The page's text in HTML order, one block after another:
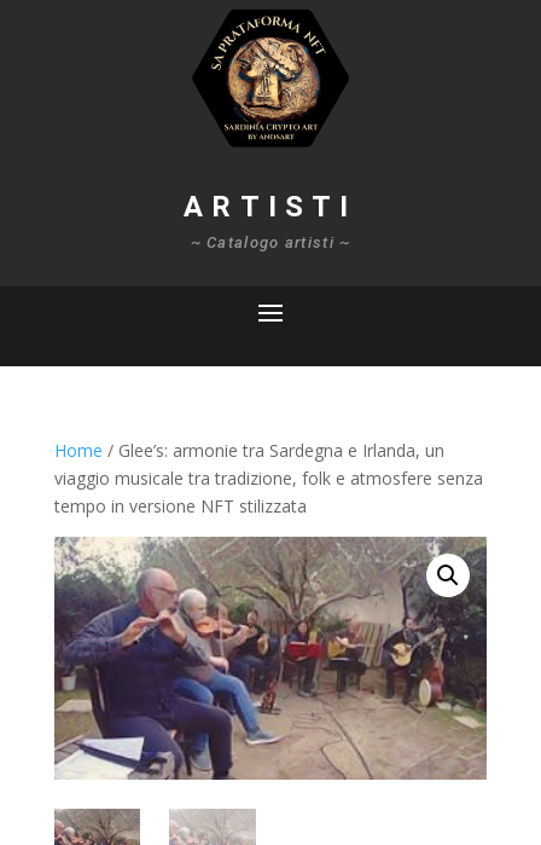
ARTISTI
~ Catalogo artisti ~
Home / Glee’s: armonie tra Sardegna e Irlanda, un
viaggio musicale tra tradizione, folk e atmosfere senza
tempo in versione NFT stilizzata